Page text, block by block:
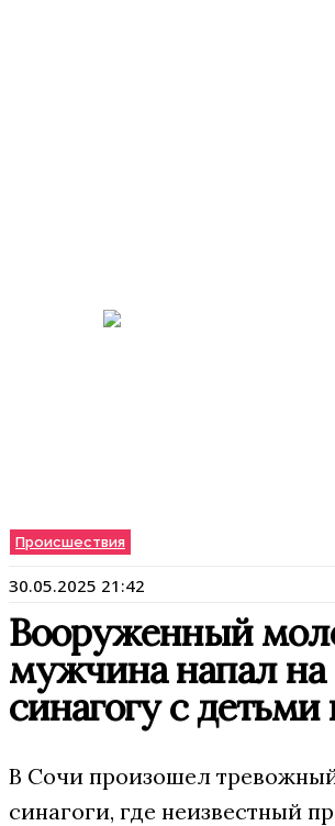
Происшествия
30.05.2025 21:42
Вооруженный
мужчина напал на
синагогу с
В Сочи произошел
синагоги, где неизвестный